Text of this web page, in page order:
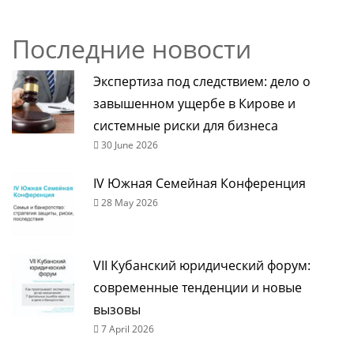
Последние новости
Экспертиза под следствием: дело о
завышенном ущербе в Кирове и
системные риски для бизнеса
30 June 2026
IV Южная Семейная Конференция
28 May 2026
VII Кубанский юридический форум:
современные тенденции и новые
вызовы
7 April 2026